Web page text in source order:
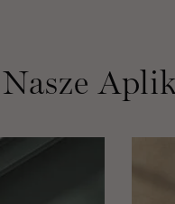
Nasze